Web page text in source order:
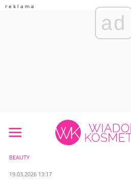
ad
BEAUTY
19.03.2026 13:17